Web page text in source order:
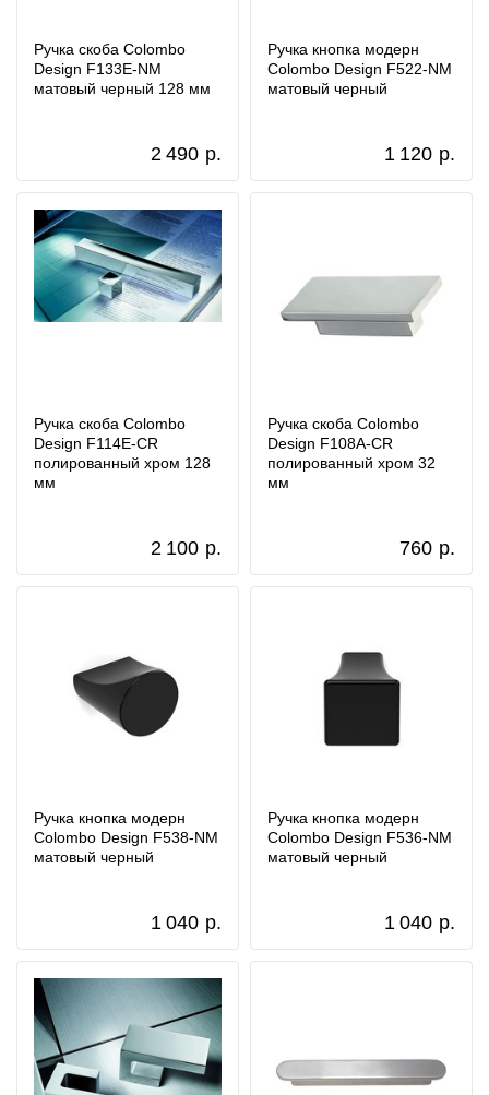
Ручка скоба Colombo
Design F133E-NM
матовый черный 128 мм
2 490 р.
Ручка кнопка модерн
Colombo Design F522-NM
матовый черный
1 120 р.
Ручка скоба Colombo
Design F114E-CR
полированный хром 128
мм
2 100 р.
Ручка скоба Colombo
Design F108A-CR
полированный хром 32
мм
760 р.
Ручка кнопка модерн
Colombo Design F538-NM
матовый черный
1 040 р.
Ручка кнопка модерн
Colombo Design F536-NM
матовый черный
1 040 р.